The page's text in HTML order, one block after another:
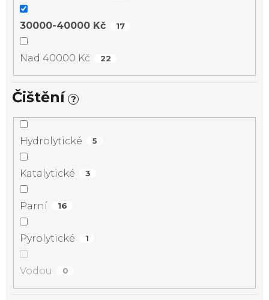
30000-40000 Kč 17
Nad 40000 Kč 22
Čištění ?
Hydrolytické 5
Katalytické 3
Parní 16
Pyrolytické 1
Vodou 0